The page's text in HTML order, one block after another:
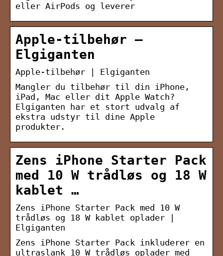
eller AirPods og leverer
Apple-tilbehør –
Elgiganten
Apple-tilbehør | Elgiganten
Mangler du tilbehør til din iPhone,
iPad, Mac eller dit Apple Watch?
Elgiganten har et stort udvalg af
ekstra udstyr til dine Apple
produkter.
Zens iPhone Starter Pack
med 10 W trådløs og 18 W
kablet …
Zens iPhone Starter Pack med 10 W
trådløs og 18 W kablet oplader |
Elgiganten
Zens iPhone Starter Pack inkluderer en
ultraslank 10 W trådløs oplader med